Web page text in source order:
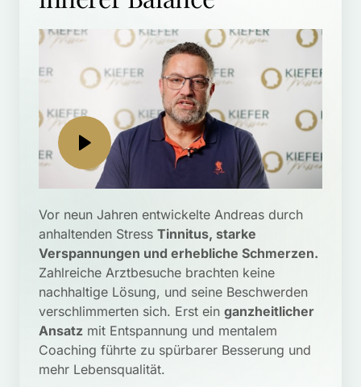
Vor neun Jahren entwickelte Andreas durch
anhaltenden Stress Tinnitus, starke
Verspannungen und erhebliche Schmerzen.
Zahlreiche Arztbesuche brachten keine
nachhaltige Lösung, und seine Beschwerden
verschlimmerten sich. Erst ein ganzheitlicher
Ansatz mit Entspannung und mentalem
Coaching führte zu spürbarer Besserung und
mehr Lebensqualität.